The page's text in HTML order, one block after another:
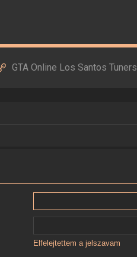
GTA Online Los Santos Tuners
Elfelejtettem a jelszavam